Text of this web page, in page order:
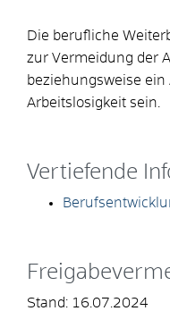
Die berufliche
zur Vermeidung der
beziehungsweise ein
Arbeitslosigkeit sein.
Vertiefende
Stand: 16.07.2024